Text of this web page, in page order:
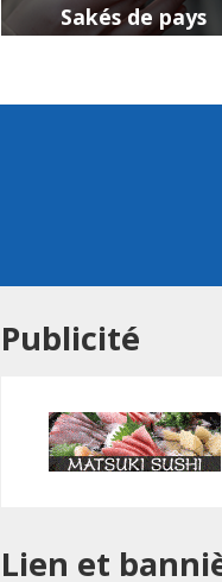
Sakés de pays
Publicité
Lien et